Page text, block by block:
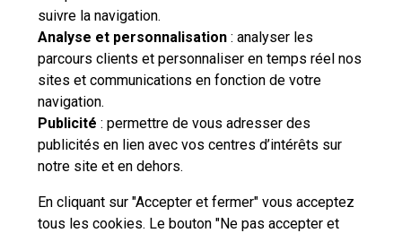
suivre la navigation.
Analyse et personnalisation : analyser les
parcours clients et personnaliser en temps réel nos
sites et communications en fonction de votre
navigation.
Publicité : permettre de vous adresser des
publicités en lien avec vos centres d’intérêts sur
notre site et en dehors.
En cliquant sur "Accepter et fermer" vous acceptez
tous les cookies. Le bouton "Ne pas accepter et
Besoin d'aide complémentaire ?
Vous n'avez pas trouvé de solution parmi nos FAQs,
vous souhaitez nous contacter ou déposer une
réclamation ?
contacter